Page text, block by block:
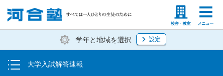
校舎・教室 メニュー
塾生の方 高等学校の先生
学年と地域を選択 設定
大学入試解答速報
トップ
大学入学共通テスト速報
国立大二次試験・私立大入試解答速報